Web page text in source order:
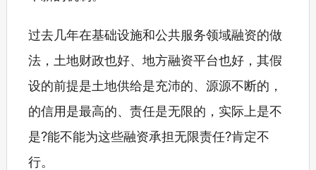
过去几年在基础设施和公共服务领域融资的做
法，土地财政也好、地方融资平台也好，其假
设的前提是土地供给是充沛的、源源不断的，
的信用是最高的、责任是无限的，实际上是不
是?能不能为这些融资承担无限责任?肯定不
行。